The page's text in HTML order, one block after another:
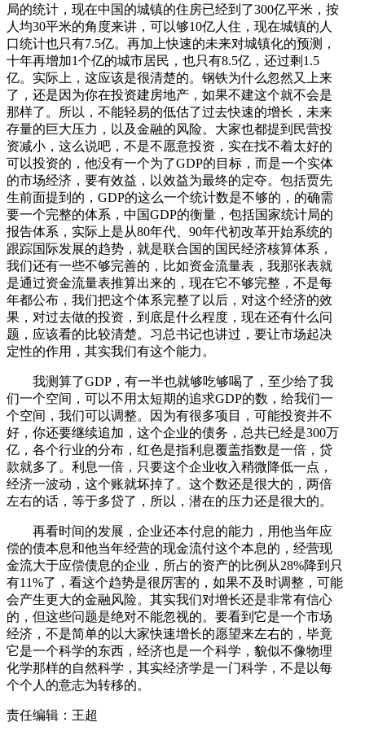
局的统计，现在中国的城镇的住房已经到了300亿平米，按
人均30平米的角度来讲，可以够10亿人住，现在城镇的人
口统计也只有7.5亿。再加上快速的未来对城镇化的预测，
十年再增加1个亿的城市居民，也只有8.5亿，还过剩1.5
亿。实际上，这应该是很清楚的。钢铁为什么忽然又上来
了，还是因为你在投资建房地产，如果不建这个就不会是
那样了。所以，不能轻易的低估了过去快速的增长，未来
存量的巨大压力，以及金融的风险。大家也都提到民营投
资减小，这么说吧，不是不愿意投资，实在找不着太好的
可以投资的，他没有一个为了GDP的目标，而是一个实体
的市场经济，要有效益，以效益为最终的定夺。包括贾先
生前面提到的，GDP的这么一个统计数是不够的，的确需
要一个完整的体系，中国GDP的衡量，包括国家统计局的
报告体系，实际上是从80年代、90年代初改革开始系统的
跟踪国际发展的趋势，就是联合国的国民经济核算体系，
我们还有一些不够完善的，比如资金流量表，我那张表就
是通过资金流量表推算出来的，现在它不够完整，不是每
年都公布，我们把这个体系完整了以后，对这个经济的效
果，对过去做的投资，到底是什么程度，现在还有什么问
题，应该看的比较清楚。习总书记也讲过，要让市场起决
定性的作用，其实我们有这个能力。
我测算了GDP，有一半也就够吃够喝了，至少给了我
们一个空间，可以不用太短期的追求GDP的数，给我们一
个空间，我们可以调整。因为有很多项目，可能投资并不
好，你还要继续追加，这个企业的债务，总共已经是300万
亿，各个行业的分布，红色是指利息覆盖指数是一倍，贷
款就多了。利息一倍，只要这个企业收入稍微降低一点，
经济一波动，这个账就坏掉了。这个数还是很大的，两倍
左右的话，等于多贷了，所以，潜在的压力还是很大的。
再看时间的发展，企业还本付息的能力，用他当年应
偿的债本息和他当年经营的现金流付这个本息的，经营现
金流大于应偿债息的企业，所占的资产的比例从28%降到只
有11%了，看这个趋势是很厉害的，如果不及时调整，可能
会产生更大的金融风险。其实我们对增长还是非常有信心
的，但这些问题是绝对不能忽视的。要看到它是一个市场
经济，不是简单的以大家快速增长的愿望来左右的，毕竟
它是一个科学的东西，经济也是一个科学，貌似不像物理
化学那样的自然科学，其实经济学是一门科学，不是以每
个个人的意志为转移的。
责任编辑：王超